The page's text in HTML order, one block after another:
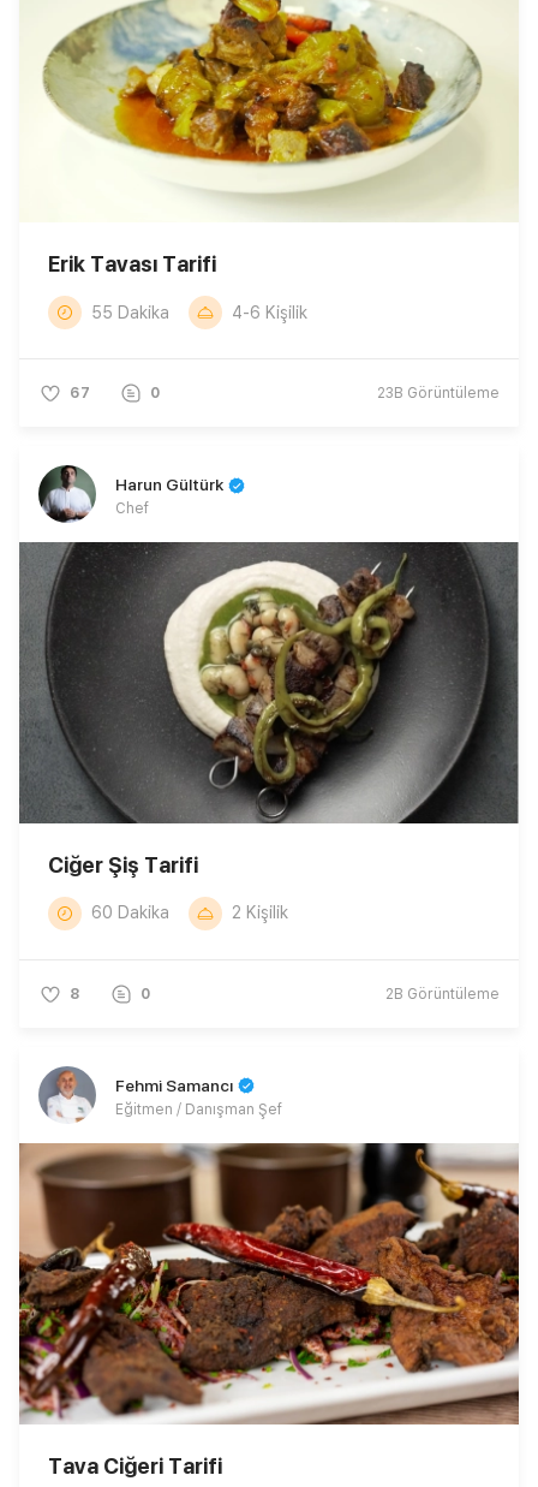
Erik Tavası Tarifi
55 Dakika 4-6 Kişilik
67 0 23B Görüntüleme
Harun Gültürk
Chef
Ciğer Şiş Tarifi
60 Dakika 2 Kişilik
8 0 2B Görüntüleme
Fehmi Samancı
Eğitmen / Danışman Şef
Tava Ciğeri Tarifi